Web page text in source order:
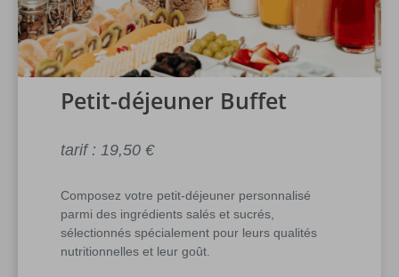
Petit-déjeuner Buffet
tarif : 19,50 €
Composez votre petit-déjeuner personnalisé
parmi des ingrédients salés et sucrés,
sélectionnés spécialement pour leurs qualités
nutritionnelles et leur goût.